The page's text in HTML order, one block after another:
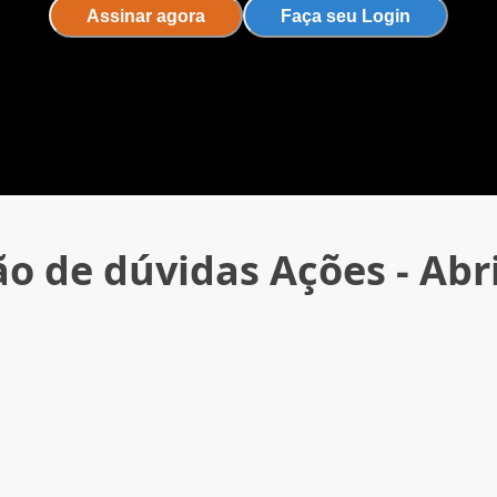
Assinar agora Faça seu Login
de dúvidas Ações -